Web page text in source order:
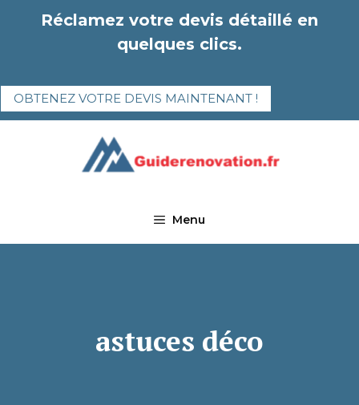
Réclamez votre devis détaillé en
quelques clics.
OBTENEZ VOTRE DEVIS MAINTENANT !
Menu
astuces déco